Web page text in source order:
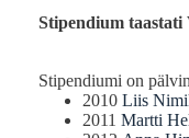
Stipendium taastati
Stipendiumi on
2010 Liis
2011 Martti